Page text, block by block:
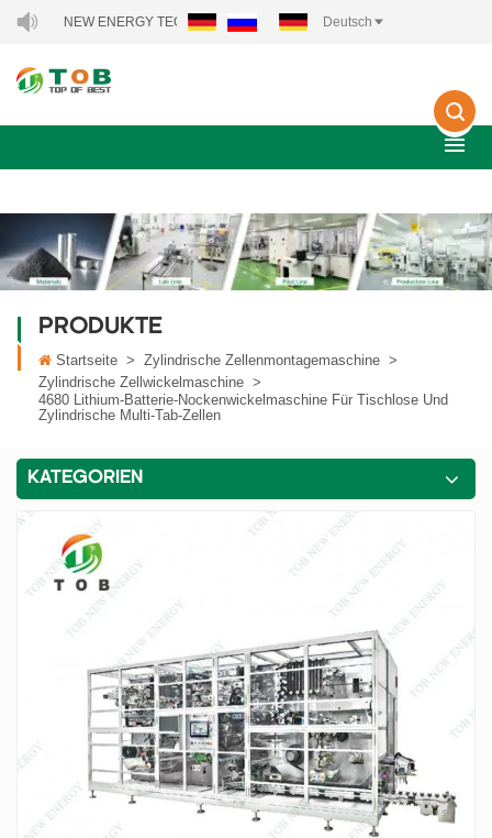
NEW ENERGY TECHNOLOGY CO., LTD.. Deutsch
PRODUKTE
Startseite > Zylindrische Zellenmontagemaschine >
Zylindrische Zellwickelmaschine >
4680 Lithium-Batterie-Nockenwickelmaschine Für Tischlose Und
Zylindrische Multi-Tab-Zellen
KATEGORIEN